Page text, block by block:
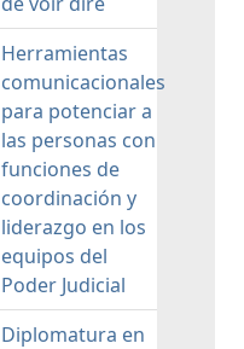
Herramientas
comunicacionales
para potenciar a
las personas con
funciones de
coordinación y
liderazgo en los
equipos del
Poder Judicial
Diplomatura en